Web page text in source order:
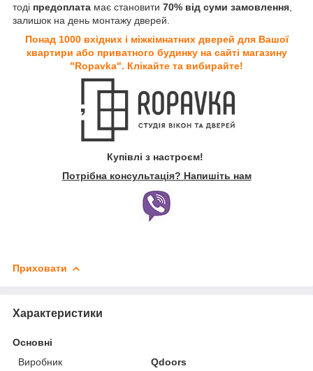
тоді предоплата має становити 70% від суми замовлення
залишок на день монтажу дверей.
Понад 1000 вхідних і міжкімнатних дверей для Вашої
квартири або приватного будинку на сайті магазину
"Ropavka". Клікайте та вибирайте!
Купівлі з настроєм!
Потрібна консультація? Напишіть нам
Приховати
Характеристики
Основні
Виробник
Qdoors